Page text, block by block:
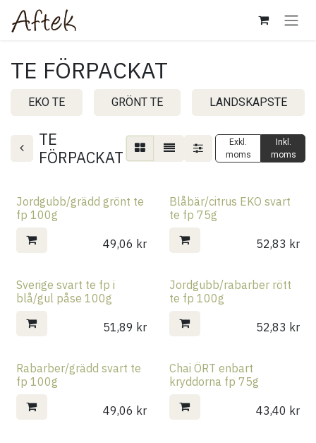
Hoppa till innehåll
TE FÖRPACKAT
EKO TE GRÖNT TE LANDSKAPSTE
TE
FÖRPACKAT
Exkl.
moms
Inkl.
moms
Jordgubb/grädd grönt te
fp 100g
49,06 kr
Blåbär/citrus EKO svart
te fp 75g
52,83 kr
Sverige svart te fp i
blå/gul påse 100g
51,89 kr
Jordgubb/rabarber rött
te fp 100g
52,83 kr
Rabarber/grädd svart te
fp 100g
49,06 kr
Chai ÖRT enbart
kryddorna fp 75g
43,40 kr